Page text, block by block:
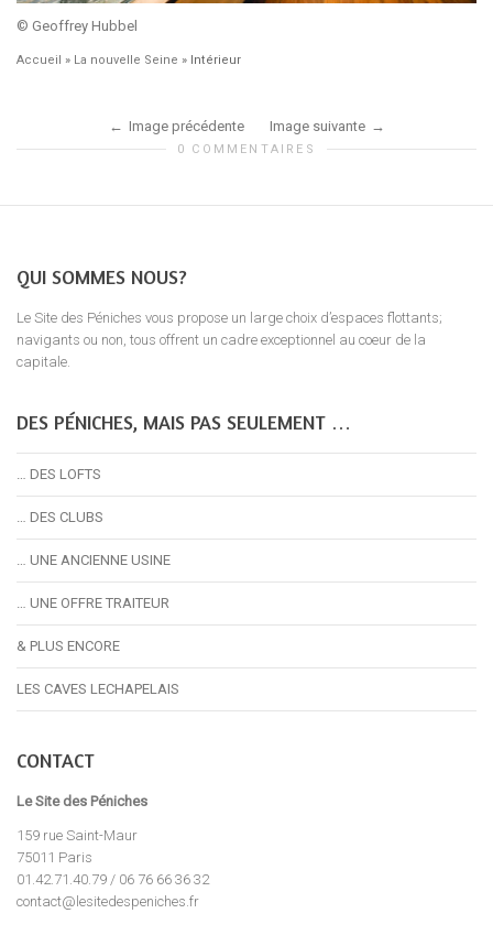
© Geoffrey Hubbel
Accueil » La nouvelle Seine » Intérieur
Image précédente Image suivante
0 COMMENTAIRES
QUI SOMMES NOUS?
Le Site des Péniches vous propose un large choix d’espaces flottants;
navigants ou non, tous offrent un cadre exceptionnel au coeur de la
capitale.
DES PÉNICHES, MAIS PAS SEULEMENT …
… DES LOFTS
… DES CLUBS
… UNE ANCIENNE USINE
… UNE OFFRE TRAITEUR
& PLUS ENCORE
LES CAVES LECHAPELAIS
CONTACT
Le Site des Péniches
159 rue Saint-Maur
75011 Paris
01.42.71.40.79 / 06 76 66 36 32
contact@lesitedespeniches.fr